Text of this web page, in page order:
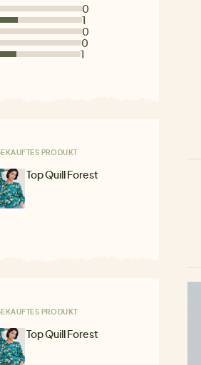
0
1
0
0
1
PRODUKT
Top Quill Forest
PRODUKT
Top Quill Forest